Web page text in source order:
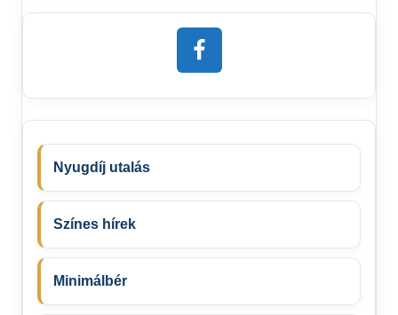
Nyugdíj utalás
Színes hírek
Minimálbér